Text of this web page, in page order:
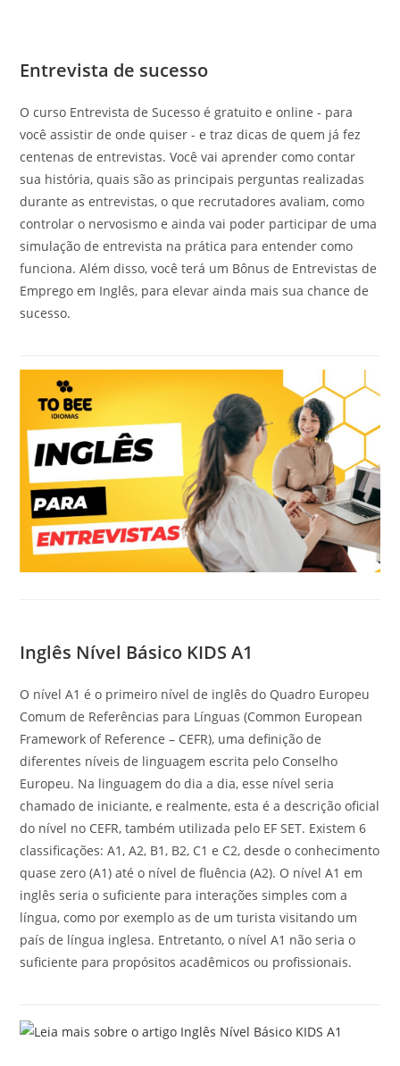
Entrevista de sucesso
O curso Entrevista de Sucesso é gratuito e online - para
você assistir de onde quiser - e traz dicas de quem já fez
centenas de entrevistas. Você vai aprender como contar
sua história, quais são as principais perguntas realizadas
durante as entrevistas, o que recrutadores avaliam, como
controlar o nervosismo e ainda vai poder participar de uma
simulação de entrevista na prática para entender como
funciona. Além disso, você terá um Bônus de Entrevistas de
Emprego em Inglês, para elevar ainda mais sua chance de
sucesso.
Inglês Nível Básico KIDS A1
O nível A1 é o primeiro nível de inglês do Quadro Europeu
Comum de Referências para Línguas (Common European
Framework of Reference – CEFR), uma definição de
diferentes níveis de linguagem escrita pelo Conselho
Europeu. Na linguagem do dia a dia, esse nível seria
chamado de iniciante, e realmente, esta é a descrição oficial
do nível no CEFR, também utilizada pelo EF SET. Existem 6
classificações: A1, A2, B1, B2, C1 e C2, desde o conhecimento
quase zero (A1) até o nível de fluência (A2). O nível A1 em
inglês seria o suficiente para interações simples com a
língua, como por exemplo as de um turista visitando um
país de língua inglesa. Entretanto, o nível A1 não seria o
suficiente para propósitos acadêmicos ou profissionais.